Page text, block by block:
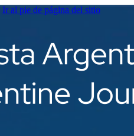
Ir al pie de página del sitio